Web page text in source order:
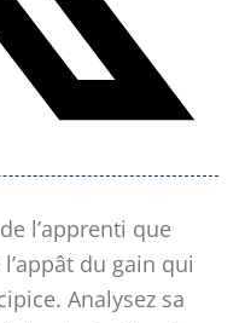
l’apprenti que
du gain qui
Analysez sa